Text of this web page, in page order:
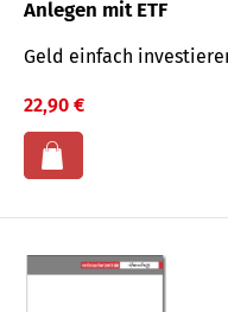
Anlegen mit ETF
Geld einfach
22,90 €